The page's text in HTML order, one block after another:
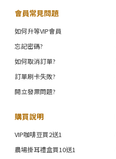
會員常見問題
如何升等VIP會員
忘記密碼?
如何取消訂單?
訂單刷卡失敗?
開立發票問題?
購買說明
VIP咖啡豆買2送1
農場掛耳禮盒買10送1